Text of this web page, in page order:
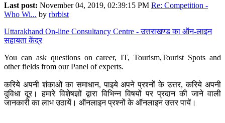
Last post: November 04, 2019, 02:39:15 PM Re: Competition -
Who Wi... by rbrbist
Uttarakhand On-line Consultancy Centre - उत्तराखण्ड का ऑन-लाइन
सहायता केंद्र
You can ask questions on career, IT, Tourism,Tourist Spots and
other fields from our Panel of experts.
करिये अपनी शंकाओं का समाधान, पाइये अपने प्रश्नों के उत्तर, करिये अपनी
दुविधा दूर। हमारे विशेषज्ञों द्वारा विभिन्न विषयों पर प्रदान की जाने वाली
जानकारी का लाभ उठायें। ऑनलाइन प्रश्नों के ऑनलाइन उत्तर पायें।